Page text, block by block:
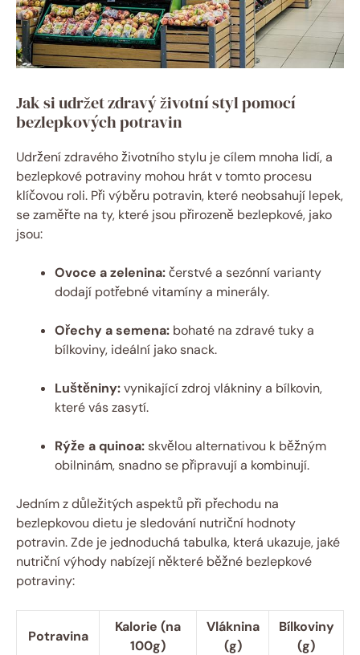
Jak‍ si udržet⁢ zdravý životní styl pomocí
bezlepkových potravin
Udržení zdravého životního stylu je cílem mnoha lidí, a
bezlepkové potraviny mohou hrát v tomto‍ procesu
klíčovou‍ roli. Při ⁣výběru potravin, které neobsahují lepek,
se⁢ zaměřte‌ na ty, které jsou​ přirozeně bezlepkové, jako
jsou:
Ovoce a zelenina:čerstvé⁢ a sezónní varianty​
dodají potřebné vitamíny a minerály.
Ořechy a semena: bohaté na⁢ zdravé tuky a‍
bílkoviny,​ ideální jako snack.
Luštěniny:vynikající zdroj ⁣vlákniny a ​bílkovin,
‍které vás zasytí.
Rýže a quinoa:skvělou alternativou k běžným
obilninám, ⁣snadno se ⁤připravují a kombinují.
Jedním z důležitých aspektů⁢ při přechodu⁤ na
bezlepkovou dietu je sledování nutriční hodnoty
potravin.‍ Zde je jednoduchá tabulka, která ukazuje, jaké
nutriční výhody nabízejí některé běžné bezlepkové
potraviny:
Potravina
Kalorie (na⁣
100g)
Vláknina
(g)
Bílkoviny
(g)